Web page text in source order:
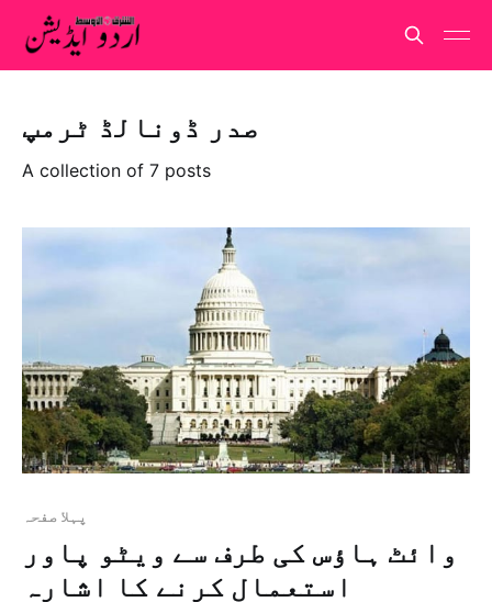
صدر ڈونالڈ ٹرمپ
A collection of 7 posts
پہلا صفحہ
وائٹ ہاؤس کی طرف سے ویٹو پاور
استعمال کرنے کا اشارہ